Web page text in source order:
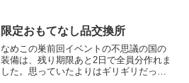
うですね。それより新なめこを続々リリ
ースしてもらった方が楽し...
限定おもてなし品交換所
なめこの巣前回イベントの不思議の国の
装備は、残り期限あと2日で全員分作れま
した。思っていたよりはギリギリだった